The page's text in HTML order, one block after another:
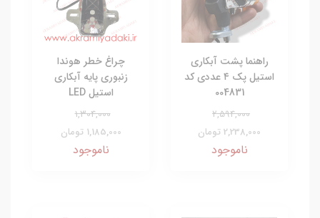
راهنما پشت آبکاری
استیل پک ۴ عددی کد
004831
2,594,000
2,238,000 تومان
ناموجود
چراغ خطر هوندا
زنبوری پایه آبکاری
استیل LED
1,304,000
1,185,000 تومان
ناموجود